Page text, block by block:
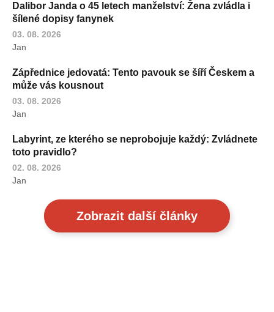
Dalibor Janda o 45 letech manželství: Žena zvládla i
šílené dopisy fanynek
03. 08. 2026
Jan
Zápřednice jedovatá: Tento pavouk se šíří Českem a
může vás kousnout
03. 08. 2026
Jan
Labyrint, ze kterého se neprobojuje každý: Zvládnete
toto pravidlo?
02. 08. 2026
Jan
Zobrazit další články